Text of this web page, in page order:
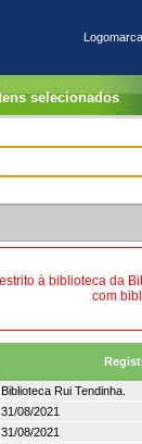
selecionados
à biblioteca da
com
Biblioteca Rui Tendinha.
31/08/2021
31/08/2021